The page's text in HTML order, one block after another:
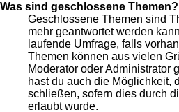
Was sind geschlossene Themen?
Geschlossene Themen sind
mehr geantwortet werden
laufende Umfrage, falls
Themen können aus vielen
Moderator oder Administrator
hast du auch die Möglichkeit,
schließen, sofern dies durch
erlaubt wurde.